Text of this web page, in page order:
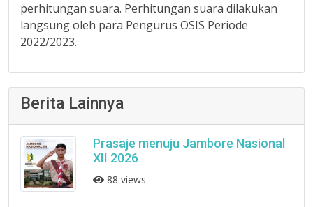
perhitungan suara. Perhitungan suara dilakukan
langsung oleh para Pengurus OSIS Periode
2022/2023.
Berita Lainnya
Prasaje menuju Jambore Nasional
XII 2026
88 views